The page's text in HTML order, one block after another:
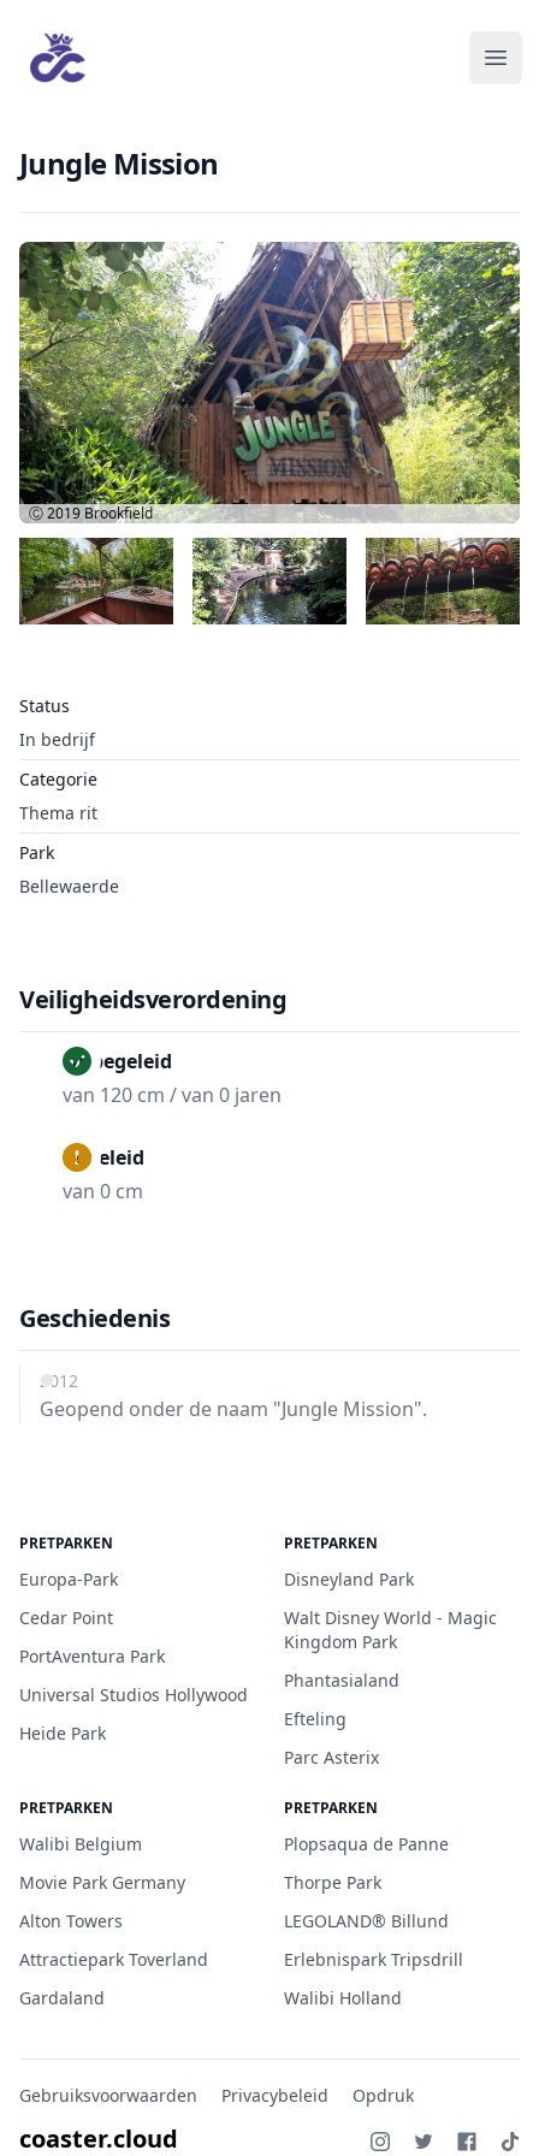
Jungle Mission
Status
In bedrijf
Categorie
Thema rit
Park
Bellewaerde
Ⓒ 2019 Brookfield
Veiligheidsverordening
Onbegeleid
van 120 cm / van 0 jaren
Begeleid
van 0 cm
Geschiedenis
2012
Geopend onder de naam "Jungle Mission".
PRETPARKEN
Europa-Park
Cedar Point
PortAventura Park
Universal Studios Hollywood
Heide Park
PRETPARKEN
Disneyland Park
Walt Disney World - Magic
Kingdom Park
Phantasialand
Efteling
Parc Asterix
PRETPARKEN
Walibi Belgium
Movie Park Germany
Alton Towers
Attractiepark Toverland
Gardaland
PRETPARKEN
Plopsaqua de Panne
Thorpe Park
LEGOLAND® Billund
Erlebnispark Tripsdrill
Walibi Holland
Gebruiksvoorwaarden Privacybeleid Opdruk
coaster.cloud